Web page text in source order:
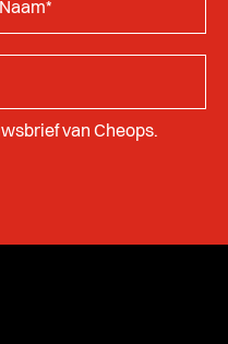
van Cheops.